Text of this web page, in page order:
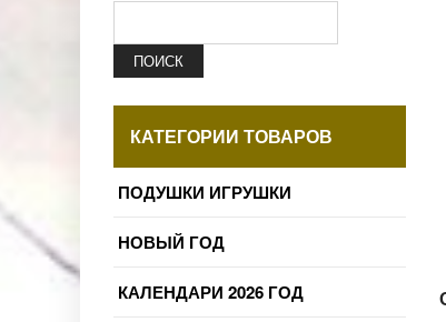
ПОИСК
КАТЕГОРИИ ТОВАРОВ
ПОДУШКИ ИГРУШКИ
НОВЫЙ ГОД
КАЛЕНДАРИ 2026 ГОД